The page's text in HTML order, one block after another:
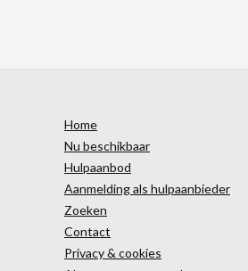
Home
Nu beschikbaar
Hulpaanbod
Aanmelding als hulpaanbieder
Zoeken
Contact
Privacy & cookies